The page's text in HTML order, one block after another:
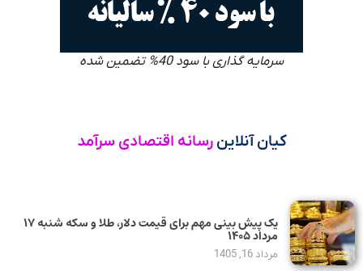
سرمایه گذاری با سود 40% تضمین شده
کیان آنلاین رسانه اقتصادی سرآمد
یک پیش ‌بینی مهم برای قیمت دلار، طلا و سکه شنبه ۱۷
مرداد ۱۴۰۵
مرداد 16, 1405